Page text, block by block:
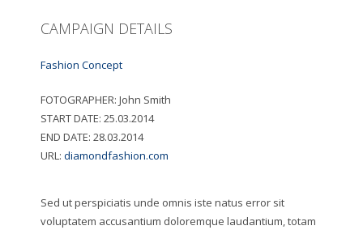
CAMPAIGN DETAILS
Fashion Concept
FOTOGRAPHER: John Smith
START DATE: 25.03.2014
END DATE: 28.03.2014
URL: diamondfashion.com
Sed ut perspiciatis unde omnis iste natus error sit
voluptatem accusantium doloremque laudantium, totam